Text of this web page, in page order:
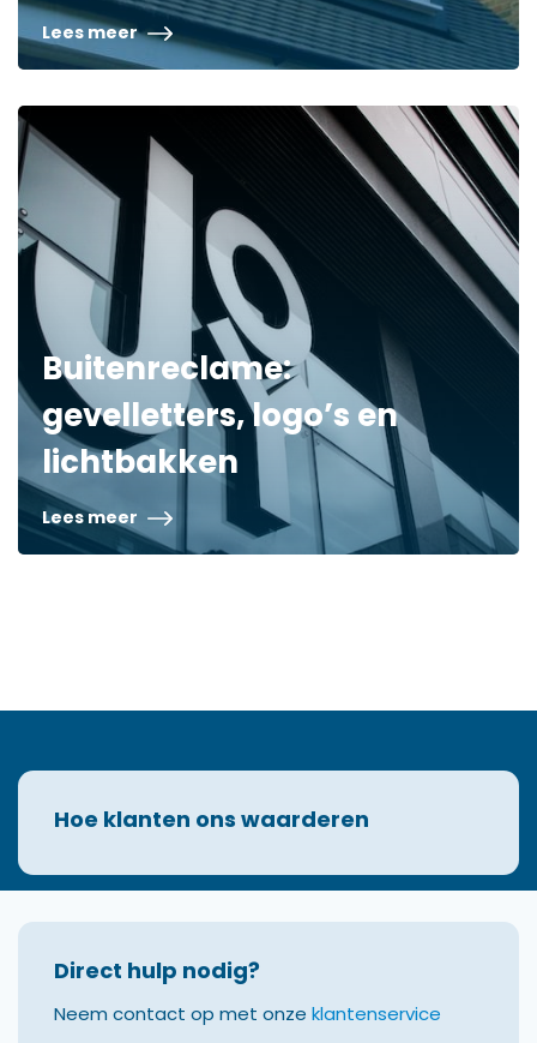
Lees meer
Buitenreclame:
gevelletters, logo’s en
lichtbakken
Lees meer
Hoe klanten ons waarderen
Direct hulp nodig?
Neem contact op met onze klantenservice